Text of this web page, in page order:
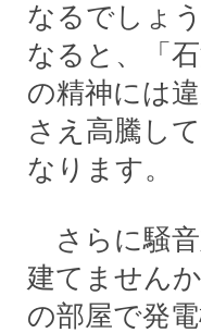
なるでしょ
なると、「
の精神には
さえ高騰し
なります。
さらに騒音
建てません
の部屋で発